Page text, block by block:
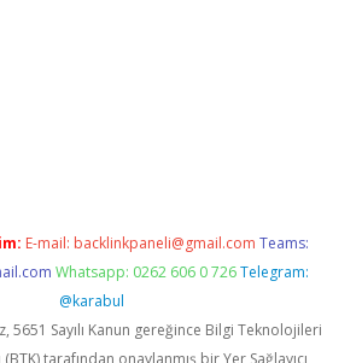
E-mail: backlinkpaneli@gmail.com Teams:
Whatsapp: 0262 606 0 726 Telegram:
@karabul
5651 Sayılı Kanun gereğince Bilgi Teknolojileri
tarafından onaylanmış bir Yer Sağlayıcı